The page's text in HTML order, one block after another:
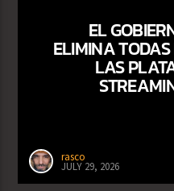
EL
ELIMINA
LAS
rasco
JULY 29, 2026